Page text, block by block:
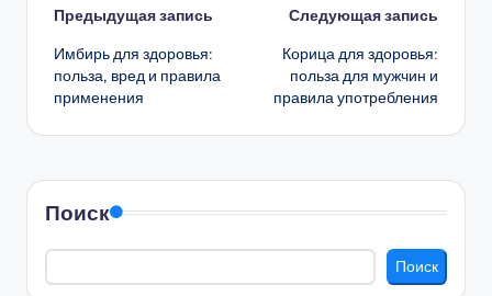
Навигация
записи
Предыдущая запись
Имбирь для здоровья:
польза, вред и правила
применения
Следующая запись
Корица для здоровья:
польза для мужчин и
правила употребления
Поиск
Поиск